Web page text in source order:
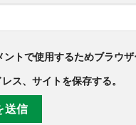
ントで使用するためブラウ
ス、サイトを保存する。